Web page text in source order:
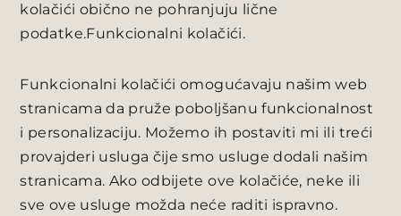
kolačići obično ne pohranjuju lične
podatke.Funkcionalni kolačići.
Funkcionalni kolačići omogućavaju našim web
stranicama da pruže poboljšanu funkcionalnost
i personalizaciju. Možemo ih postaviti mi ili treći
provajderi usluga čije smo usluge dodali našim
stranicama. Ako odbijete ove kolačiće, neke ili
sve ove usluge možda neće raditi ispravno.